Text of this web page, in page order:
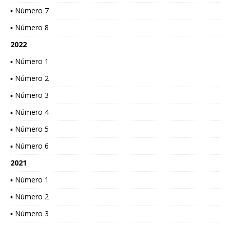
▪ Número 7
▪ Número 8
2022
▪ Número 1
▪ Número 2
▪ Número 3
▪ Número 4
▪ Número 5
▪ Número 6
2021
▪ Número 1
▪ Número 2
▪ Número 3